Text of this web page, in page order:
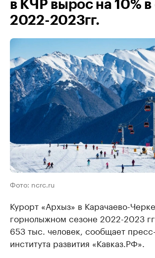
в КЧР вырос на 10% в
2022-2023гг.
Фото: ncrc.ru
Курорт «Архыз» в Карачаево-
горнолыжном сезоне 2022-2023
653 тыс. человек, сообщает
института развития «Кавказ.РФ».